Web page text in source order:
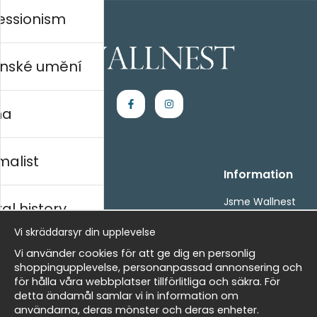
Kontakta oss
- Returer och återbetalningar
- Leverans - enkelt, snabbt &amp; gratis
Om cookies
Mina favoriter
Information
Jsme Wallnest
Newsletter
umění
history
Vi skräddarsyr din upplevelse
Vi använder cookies för att ge dig en personlig
shoppingupplevelse, personanpassad annonsering och
för hålla våra webbplatser tillförlitliga och säkra. För
detta ändamål samlar vi in information om
användarna, deras mönster och deras enheter.